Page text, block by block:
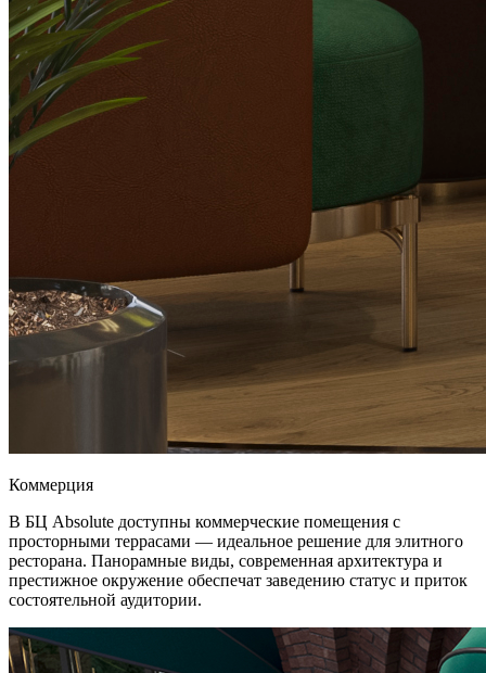
Коммерция
В БЦ Absolute доступны коммерческие помещения с
просторными террасами — идеальное решение для элитного
ресторана. Панорамные виды, современная архитектура и
престижное окружение обеспечат заведению статус и приток
состоятельной аудитории.